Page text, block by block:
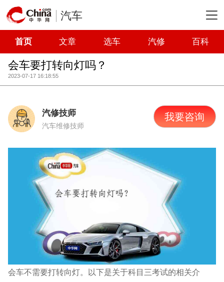
汽车
首页 文章 选车 汽修 百科
会车要打转向灯吗？
2023-07-17 16:18:55
汽修技师
汽车维修技师
我要咨询
会车不需要打转向灯。以下是关于科目三考试的相关介